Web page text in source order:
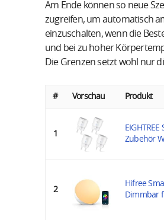
Am Ende können so neue
zugreifen, um automatisch
einzuschalten, wenn die
und bei zu hoher
Die Grenzen setzt wohl nur
# Vorschau Produkt
1
Zubehör
2
Hifree
Dimmbar